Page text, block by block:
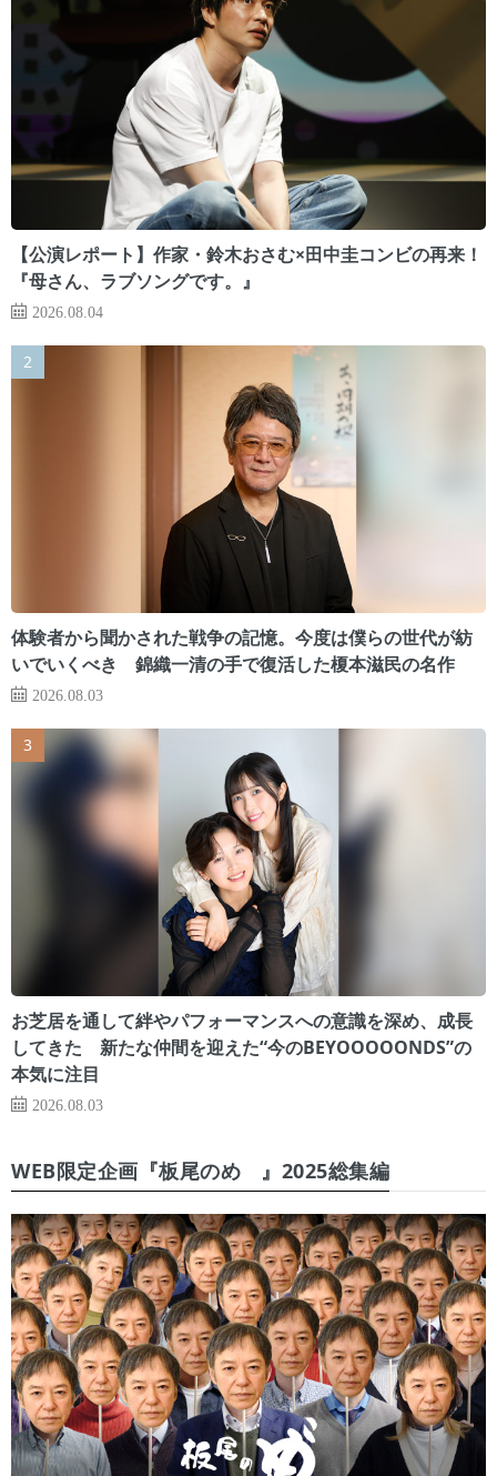
【公演レポート】作家・鈴木おさむ×田中圭コンビの再来！
『母さん、ラブソングです。』
2026.08.04
体験者から聞かされた戦争の記憶。今度は僕らの世代が紡
いでいくべき 錦織一清の手で復活した榎本滋民の名作
2026.08.03
お芝居を通して絆やパフォーマンスへの意識を深め、成長
してきた 新たな仲間を迎えた“今のBEYOOOOONDS”の
本気に注目
2026.08.03
WEB限定企画『板尾のめ゙』2025総集編